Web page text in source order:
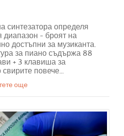
синтезатора определя
диапазон - броят на
достъпни за музиканта.
за пиано съдържа 88
+ 3 клавиша за
свирите повече...
още